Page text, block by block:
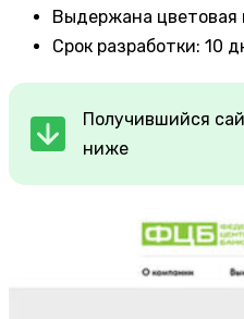
Выдержана цветовая
Срок разработки: 10
Получившийся
ниже